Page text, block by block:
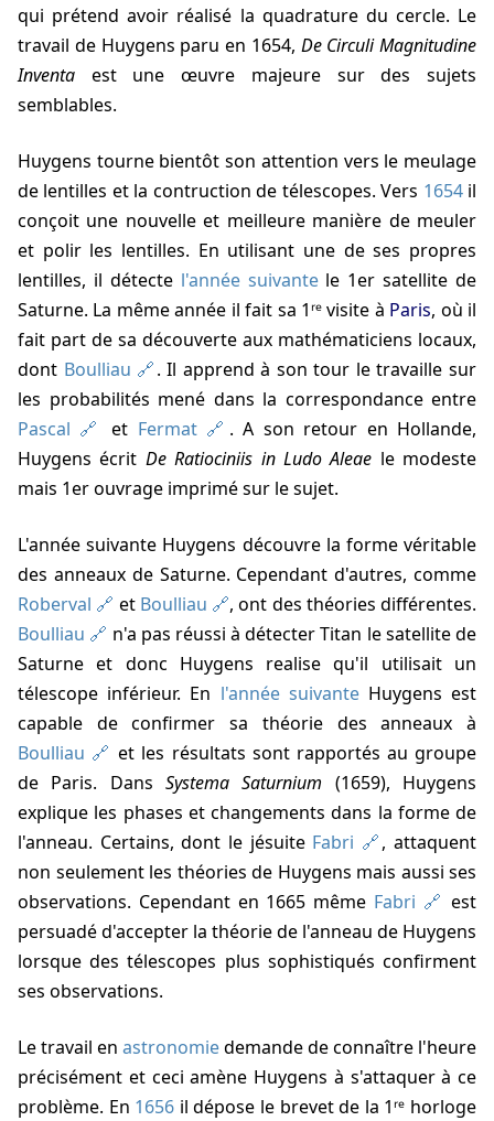
qui prétend avoir réalisé la quadrature du cercle. Le
travail de Huygens paru en 1654, De Circuli Magnitudine
Inventa est une œuvre majeure sur des sujets
semblables.
Huygens tourne bientôt son attention vers le meulage
de lentilles et la contruction de télescopes. Vers 1654il
conçoit une nouvelle et meilleure manière de meuler
et polir les lentilles. En utilisant une de ses propres
lentilles, il détecte l'année suivantele 1er satellite de
Saturne. La même année il fait sa 1ʳᵉ visite à Paris, où il
fait part de sa découverte aux mathématiciens locaux,
dont Boulliau
. Il apprend à son tour le travaille sur
les probabilités mené dans la correspondance entre
Pascal
et Fermat
. A son retour en Hollande,
Huygens écrit De Ratiociniis in Ludo Aleae le modeste
mais 1er ouvrage imprimé sur le sujet.
L'année suivante Huygens découvre la forme véritable
des anneaux de Saturne. Cependant d'autres, comme
Roberval
et Boulliau
, ont des théories différentes.
Boulliau
n'a pas réussi à détecter Titan le satellite de
Saturne et donc Huygens realise qu'il utilisait un
télescope inférieur. En l'année suivanteHuygens est
capable de confirmer sa théorie des anneaux à
Boulliau
et les résultats sont rapportés au groupe
de Paris. Dans Systema Saturnium (1659), Huygens
explique les phases et changements dans la forme de
l'anneau. Certains, dont le jésuite Fabri
, attaquent
non seulement les théories de Huygens mais aussi ses
observations. Cependant en 1665 même Fabri
est
persuadé d'accepter la théorie de l'anneau de Huygens
lorsque des télescopes plus sophistiqués confirment
ses observations.
Le travail en astronomiedemande de connaître l'heure
précisément et ceci amène Huygens à s'attaquer à ce
problème. En 1656 il dépose le brevet de la 1ʳᵉ horloge